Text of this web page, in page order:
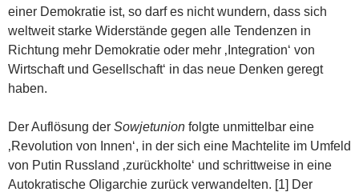
einer Demokratie ist, so darf es nicht wundern, dass sich
weltweit starke Widerstände gegen alle Tendenzen in
Richtung mehr Demokratie oder mehr ‚Integration‘ von
Wirtschaft und Gesellschaft‘ in das neue Denken geregt
haben.
Der Auflösung der Sowjetunion folgte unmittelbar eine
‚Revolution von Innen‘, in der sich eine Machtelite im Umfeld
von Putin Russland ‚zurückholte‘ und schrittweise in eine
Autokratische Oligarchie zurück verwandelten. [1] Der